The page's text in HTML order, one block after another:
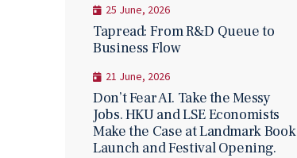
25 June, 2026
Tapread: From R&D Queue to
Business Flow
21 June, 2026
Don’t Fear AI. Take the Messy
Jobs. HKU and LSE Economists
Make the Case at Landmark Book
Launch and Festival Opening.